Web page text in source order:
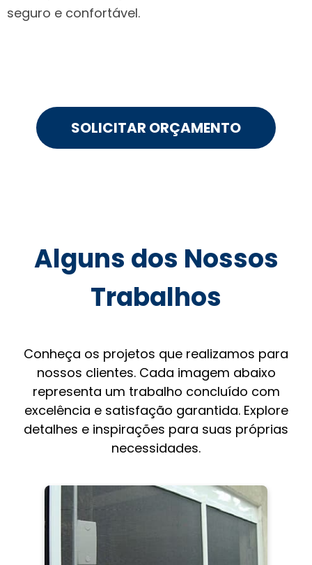
seguro e confortável.
SOLICITAR ORÇAMENTO
Alguns dos Nossos
Trabalhos
Conheça os projetos que realizamos para
nossos clientes. Cada imagem abaixo
representa um trabalho concluído com
excelência e satisfação garantida. Explore
detalhes e inspirações para suas próprias
necessidades.